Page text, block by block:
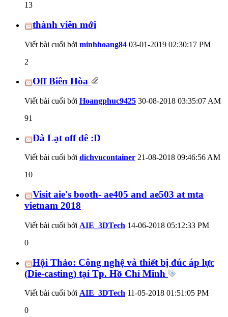
13
thành viên mới
Viết bài cuối bởi minhhoang84 03-01-2019 02:30:17 PM
2
Off Biên Hòa
Viết bài cuối bởi Hoangphuc9425 30-08-2018 03:35:07 AM
91
Đà Lạt off đê :D
Viết bài cuối bởi dichvucontainer 21-08-2018 09:46:56 AM
10
Visit aie's booth- ae405 and ae503 at mta
vietnam 2018
Viết bài cuối bởi AIE_3DTech 14-06-2018 05:12:33 PM
0
Hội Thảo: Công nghệ và thiết bị đúc áp lực
(Die-casting) tại Tp. Hồ Chí Minh
Viết bài cuối bởi AIE_3DTech 11-05-2018 01:51:05 PM
0